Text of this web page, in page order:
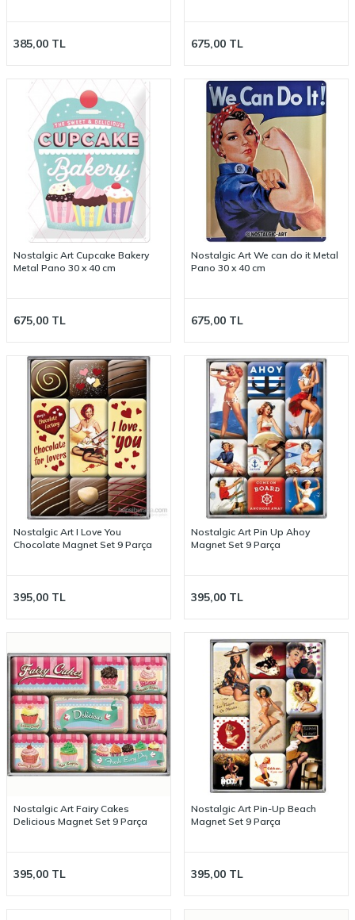
385,00 TL 675,00 TL
Nostalgic Art Cupcake Bakery
Metal Pano 30 x 40 cm
675,00 TL
Nostalgic Art We can do it Metal
Pano 30 x 40 cm
675,00 TL
Nostalgic Art I Love You
Chocolate Magnet Set 9 Parça
395,00 TL
Nostalgic Art Pin Up Ahoy
Magnet Set 9 Parça
395,00 TL
Nostalgic Art Fairy Cakes
Delicious Magnet Set 9 Parça
395,00 TL
Nostalgic Art Pin-Up Beach
Magnet Set 9 Parça
395,00 TL